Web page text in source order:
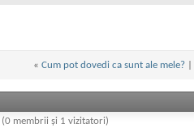
« Cum pot dovedi ca sunt ale mele?
(0 membrii și 1 vizitatori)